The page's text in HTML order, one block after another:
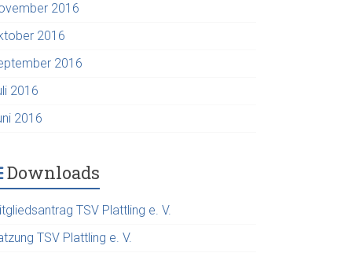
2016
2016
2016
2016
2016
Downloads
TSV Plattling e. V.
TSV Plattling e. V.